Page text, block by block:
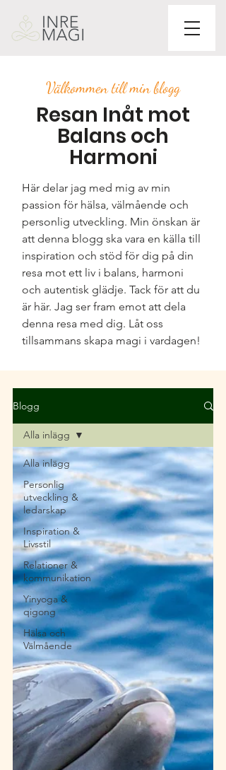
Välkommen till min blogg
Resan Inåt mot
Balans och
Harmoni
Här delar jag med mig av min
passion för hälsa, välmående och
personlig utveckling. Min önskan är
att denna blogg ska vara en källa till
inspiration och stöd för dig på din
resa mot ett liv i balans, harmoni
och autentisk glädje. Tack för att du
är här. Jag ser fram emot att dela
denna resa med dig. Låt oss
tillsammans skapa magi i vardagen!
Blogg
Alla inlägg
Personlig
utveckling &
ledarskap
Inspiration &
Livsstil
Relationer &
kommunikation
Yinyoga &
qigong
Hälsa och
Välmående
Alla inlägg